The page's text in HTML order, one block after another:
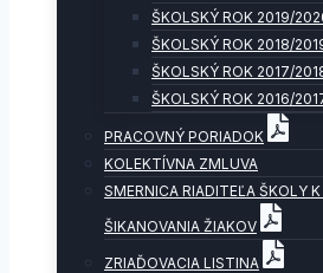
ŠKOLSKÝ ROK 2019/
ŠKOLSKÝ ROK 2018/
ŠKOLSKÝ ROK 2017/
ŠKOLSKÝ ROK 2016/
PRACOVNÝ PORIADOK
KOLEKTÍVNA ZMLUVA
SMERNICA RIADITEĽA ŠKOLY K
ŠIKANOVANIA ŽIAKOV
ZRIAĎOVACIA LISTINA